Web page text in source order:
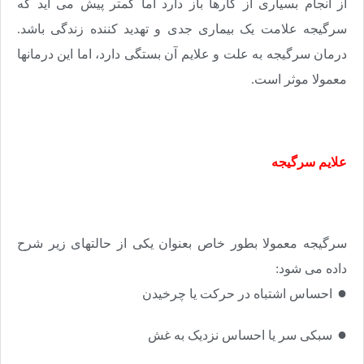
از انجام بسیاری از کارها باز دارد اما کمتر پیش می آید که
سرگیجه علامت یک بیماری جدی و تهدید کننده زندگی باشد.
درمان سرگیجه به علت و علایم آن بستگی دارد، اما این درمانها
معمولا موثر است.
علایم سرگیجه
سرگیجه معمولا بطور خاص بعنوان یکی از حالتهای زیر شرح
داده می شود:
● احساس اشتباه در حرکت یا چرخیدن
● سبکی سر یا احساس نزدیک به غش